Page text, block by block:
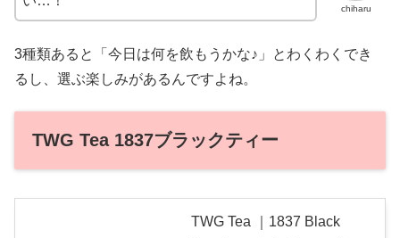
chiharu
3種類あると「今日は何を飲もうかな♪」とわくわくでき
るし、選ぶ楽しみがあるんですよね。
TWG Tea 1837ブラックティー
TWG Tea ｜1837 Black